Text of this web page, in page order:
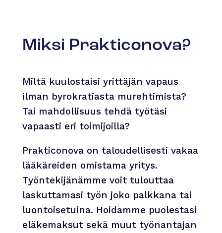
Miksi Prakticonova?
Miltä kuulostaisi yrittäjän vapaus
ilman byrokratiasta murehtimista?
Tai mahdollisuus tehdä työtäsi
vapaasti eri toimijoilla?
Prakticonova on taloudellisesti vakaa
lääkäreiden omistama yritys.
Työntekijänämme voit tulouttaa
laskuttamasi työn joko palkkana tai
luontoisetuina. Hoidamme puolestasi
eläkemaksut sekä muut työnantajan